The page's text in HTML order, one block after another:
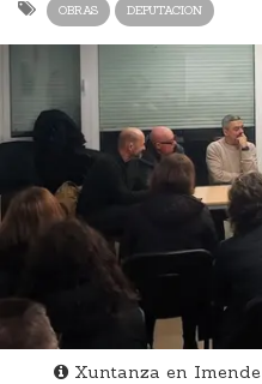
OBRAS DEPUTACION
Xuntanza en Imende